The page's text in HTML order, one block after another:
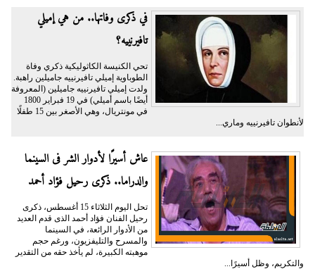
في ذكرى وفاتها.. من هي إميلي
تافيرنييه؟
تحي الكنيسة الكاثوليكية ذكري وفاة
الطوباوية إميلي تافيرنييه جاميلين راهبة.
ولدت إميلي تافيرنييه جاميلين (المعروفة
أيضًا باسم أميلي) في 19 فبراير 1800
في مونتريال، وهي الأصغر بين 15 طفلًا
لأنطوان تافيرنييه وماري...
عاش أسيرًا لأدوار الشر فى السينما
والدراما.. ذكرى رحيل فؤاد أحمد
تحل اليوم الثلاثاء 15 أغسطس، ذكرى
رحيل الفنان فؤاد أحمد الذى قدم العديد
من الأدوار الرائعة، في السينما
والمسرح والتليفزيون، ورغم حجم
موهبته الكبيرة، لم يأخذ حقه من التقدير
والتكريم، وظل أسيرًا...